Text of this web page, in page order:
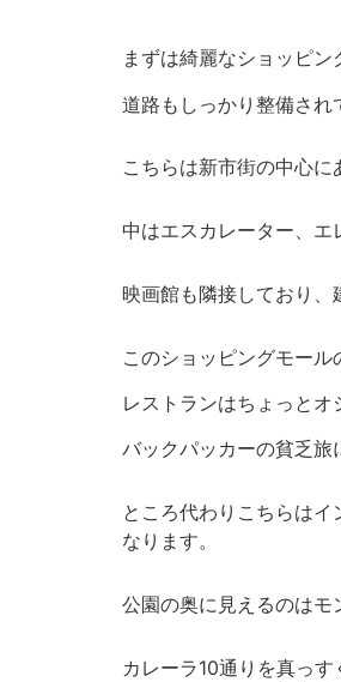
まずは綺麗なショッピ
道路もしっかり整備され
こちらは新市街の中心に
中はエスカレーター、
映画館も隣接しており、
このショッピングモール
レストランはちょっと
バックパッカーの貧乏
ところ代わりこちらは
なります。
公園の奥に見えるのはモ
カレーラ10通りを真っ